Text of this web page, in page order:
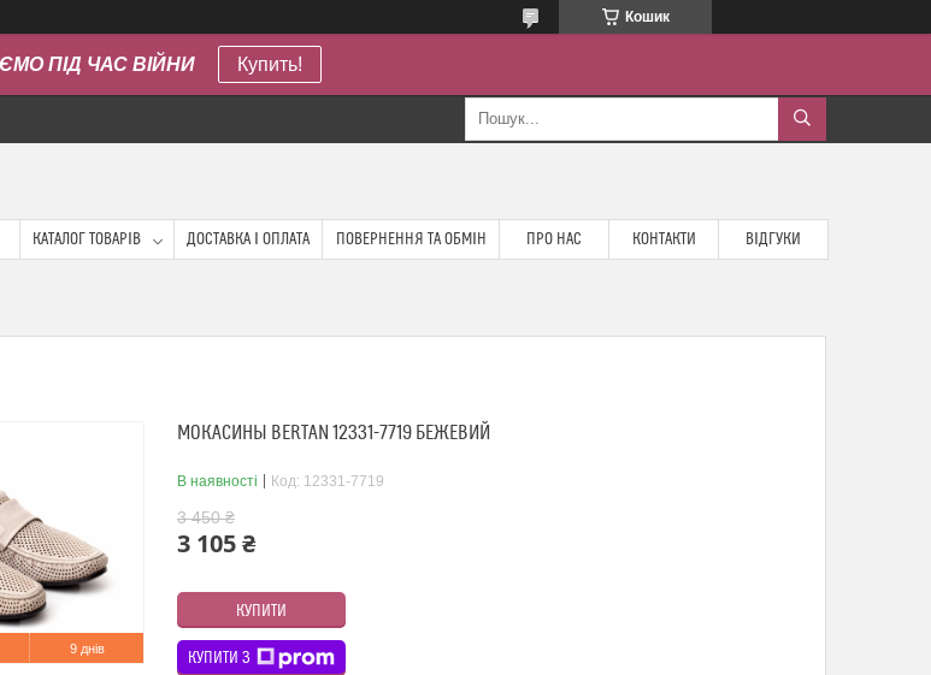
Кошик
ПІД ЧАС ВІЙНИ Купить!
КАТАЛОГ ТОВАРІВ ДОСТАВКА І ОПЛАТА ПОВЕРНЕННЯ ТА ОБМІН ПРО НАС КОНТАКТИ ВІДГУКИ
9 днів
МОКАСИНЫ BERTAN 12331-7719 БЕЖЕВИЙ
В наявності Код: 12331-7719
3 450 ₴
3 105 ₴
КУПИТИ
КУПИТИ З